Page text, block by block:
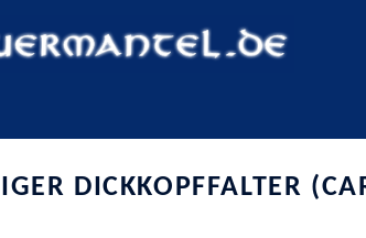
DICKKOPFFALTER